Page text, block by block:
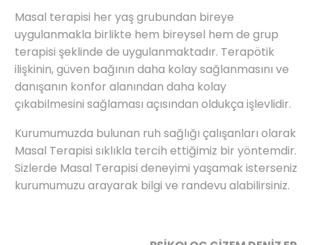
Masal terapisi her yaş grubundan bireye
uygulanmakla birlikte hem bireysel hem de grup
terapisi şeklinde de uygulanmaktadır. Terapötik
ilişkinin, güven bağının daha kolay sağlanmasını ve
danışanın konfor alanından daha kolay
çıkabilmesini sağlaması açısından oldukça işlevlidir.
Kurumumuzda bulunan ruh sağlığı çalışanları olarak
Masal Terapisi sıklıkla tercih ettiğimiz bir yöntemdir.
Sizlerde Masal Terapisi deneyimi yaşamak isterseniz
kurumumuzu arayarak bilgi ve randevu alabilirsiniz.